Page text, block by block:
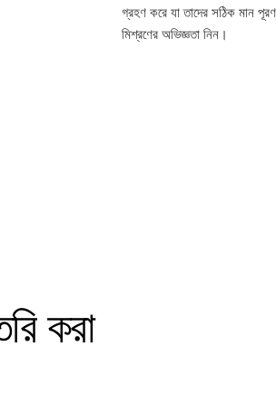
গ্রহণ করে যা তাদের সঠিক মান
মিশ্রণের অভিজ্ঞতা নিন।
করা